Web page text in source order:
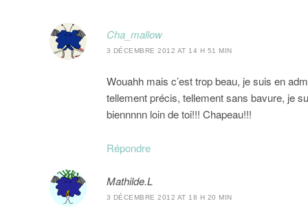
Cha_mallow
3 DÉCEMBRE 2012 AT 14 H 51 MIN
Wouahh mais c’est trop beau, je suis en
tellement précis, tellement sans bavure, je
biennnnn loin de toi!!! Chapeau!!!
Répondre
Mathilde.L
3 DÉCEMBRE 2012 AT 18 H 20 MIN